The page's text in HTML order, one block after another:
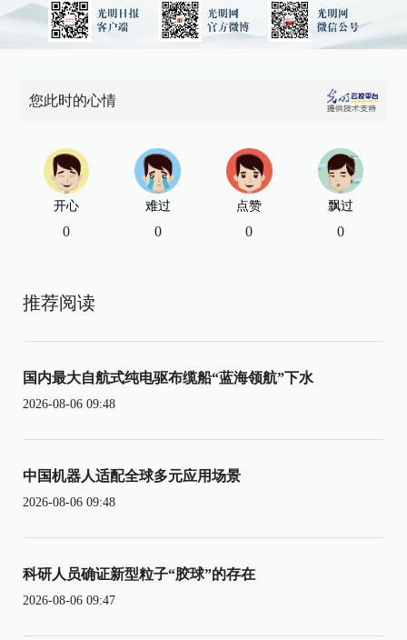
您此时的心情
开心
0
难过
0
点赞
0
飘过
0
推荐阅读
国内最大自航式纯电驱布缆船“蓝海领航”下水
2026-08-06 09:48
中国机器人适配全球多元应用场景
2026-08-06 09:48
科研人员确证新型粒子“胶球”的存在
2026-08-06 09:47